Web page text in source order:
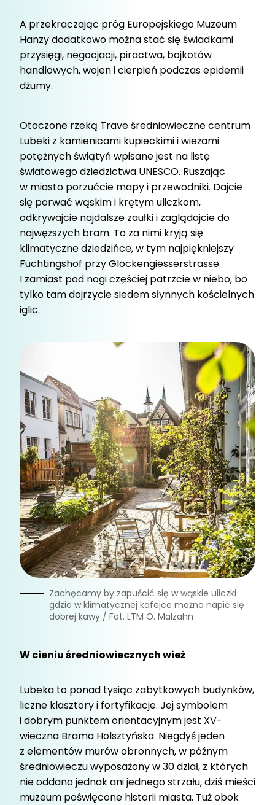
A przekraczając próg Europejskiego Muzeum
Hanzy dodatkowo można stać się świadkami
przysięgi, negocjacji, piractwa, bojkotów
handlowych, wojen i cierpień podczas epidemii
dżumy.
Otoczone rzeką Trave średniowieczne centrum
Lubeki z kamienicami kupieckimi i wieżami
potężnych świątyń wpisane jest na listę
światowego dziedzictwa UNESCO. Ruszając
w miasto porzućcie mapy i przewodniki. Dajcie
się porwać wąskim i krętym uliczkom,
odkrywajcie najdalsze zaułki i zaglądajcie do
najwęższych bram. To za nimi kryją się
klimatyczne dziedzińce, w tym najpiękniejszy
Füchtingshof przy Glockengiesserstrasse.
I zamiast pod nogi częściej patrzcie w niebo, bo
tylko tam dojrzycie siedem słynnych kościelnych
iglic.
Zachęcamy by zapuścić się w wąskie uliczki
gdzie w klimatycznej kafejce można napić się
dobrej kawy / Fot. LTM O. Malzahn
W cieniu średniowiecznych wież
Lubeka to ponad tysiąc zabytkowych budynków,
liczne klasztory i fortyfikacje. Jej symbolem
i dobrym punktem orientacyjnym jest XV-
wieczna Brama Holsztyńska. Niegdyś jeden
z elementów murów obronnych, w późnym
średniowieczu wyposażony w 30 dział, z których
nie oddano jednak ani jednego strzału, dziś mieści
muzeum poświęcone historii miasta. Tuż obok